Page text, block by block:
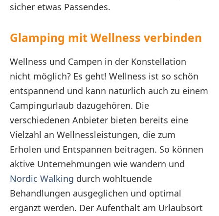
sicher etwas Passendes.
Glamping mit Wellness verbinden
Wellness und Campen in der Konstellation
nicht möglich? Es geht! Wellness ist so schön
entspannend und kann natürlich auch zu einem
Campingurlaub dazugehören. Die
verschiedenen Anbieter bieten bereits eine
Vielzahl an Wellnessleistungen, die zum
Erholen und Entspannen beitragen. So können
aktive Unternehmungen wie wandern und
Nordic Walking durch wohltuende
Behandlungen ausgeglichen und optimal
ergänzt werden. Der Aufenthalt am Urlaubsort